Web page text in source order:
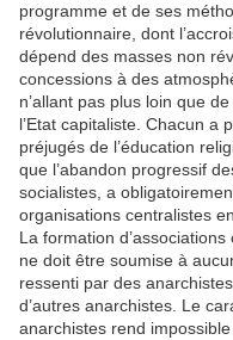
programme et de ses
révolutionnaire, dont
dépend des masses non
concessions à des
n’allant pas plus loin que
l’Etat capitaliste. Chacun a
préjugés de l’éducation
que l’abandon progressif
socialistes, a
organisations centralistes
La formation
ne doit être soumise à
ressenti par des
d’autres anarchistes. Le
anarchistes rend